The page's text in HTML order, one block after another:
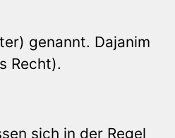
genannt. Dajanim
Recht).
sich in der Regel